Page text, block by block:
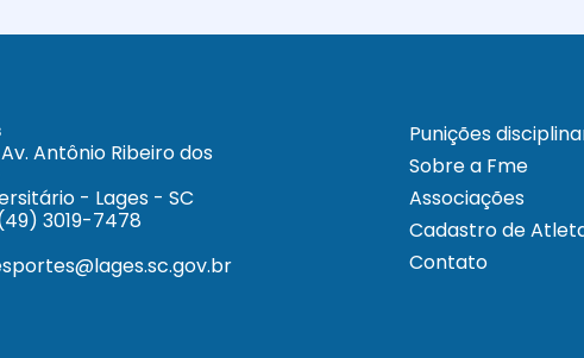
Antônio Ribeiro dos
- Lages - SC
3019-7478
Punições
Sobre a Fme
Associações
Cadastro de
Contato